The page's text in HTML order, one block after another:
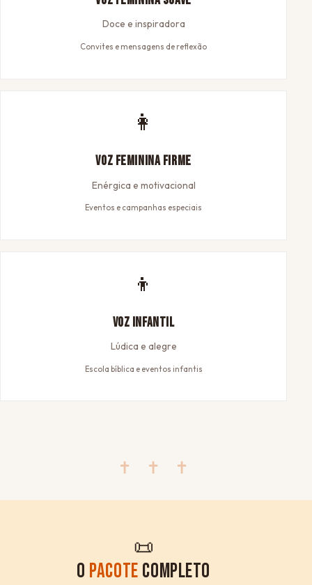
Doce e inspiradora
Convites e mensagens de reflexão
👩
Voz Feminina Firme
Enérgica e motivacional
Eventos e campanhas especiais
👦
Voz Infantil
Lúdica e alegre
Escola bíblica e eventos infantis
✝ ✝ ✝
📜
O PACOTE COMPLETO